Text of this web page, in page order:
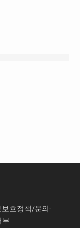
보호정책/문의-
부